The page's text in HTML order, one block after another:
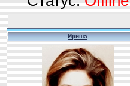
Ириша